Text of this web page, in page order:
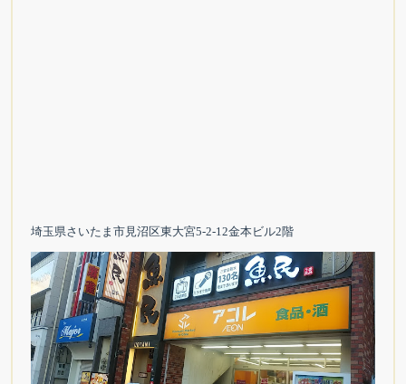
埼玉県さいたま市見沼区東大宮5‐2‐12金本ビル2階